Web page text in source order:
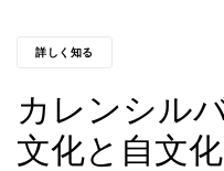
詳しく知る
カレンシル
文化と自文